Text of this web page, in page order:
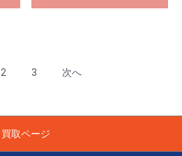
2 3 次へ
買取ページ